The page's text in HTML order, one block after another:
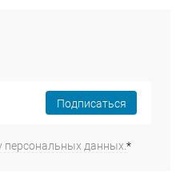
Подписаться
персональных данных.*